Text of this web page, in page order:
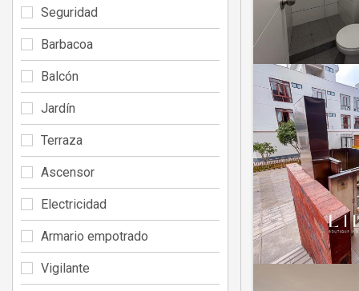
Seguridad
Barbacoa
Balcón
Jardín
Terraza
Ascensor
Electricidad
Armario empotrado
Vigilante